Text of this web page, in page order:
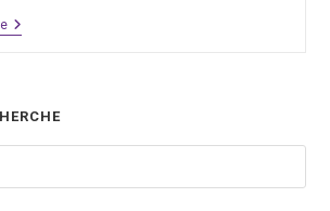
Sur
APA
L’expérience
GE